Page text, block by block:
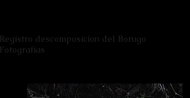
Registro descomposicion del Borugo
Fotografias